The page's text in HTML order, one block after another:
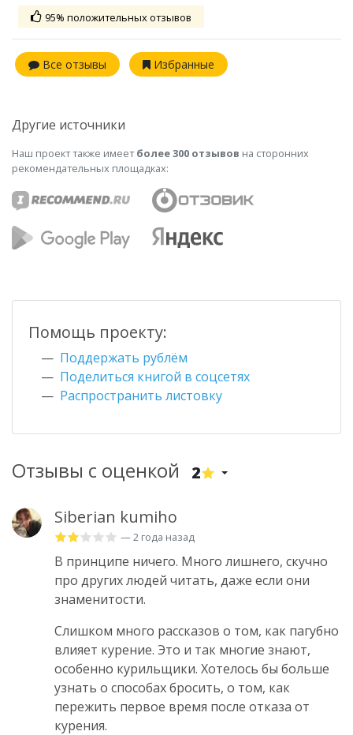
Отзывы с оценкой 2
Siberian kumiho
— 2 года назад
В принципе ничего. Много лишнего, скучно
про других людей читать, даже если они
знаменитости.
Слишком много рассказов о том, как пагубно
влияет курение. Это и так многие знают,
особенно курильщики. Хотелось бы больше
узнать о способах бросить, о том, как
пережить первое время после отказа от
курения.
95% положительных отзывов
Все отзывы Избранные
Другие источники
Наш проект также имеетболее 300 отзывов на сторонних
рекомендательных площадках:
Помощь проекту:
Поддержать рублём
Поделиться книгой в соцсетях
Распространить листовку